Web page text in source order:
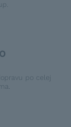
po celej